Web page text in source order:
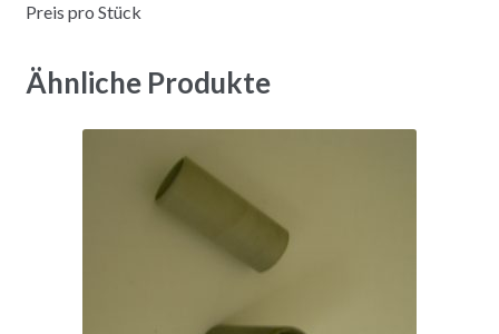
Preis pro Stück
Ähnliche Produkte